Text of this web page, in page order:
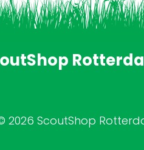
2026 ScoutShop